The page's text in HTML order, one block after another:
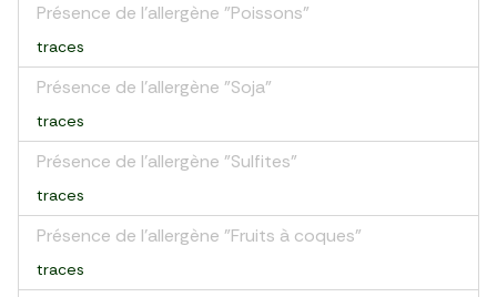
Présence de l'allergène "Poissons"
traces
Présence de l'allergène "Soja"
traces
Présence de l'allergène "Sulfites"
traces
Présence de l'allergène "Fruits à coques"
traces